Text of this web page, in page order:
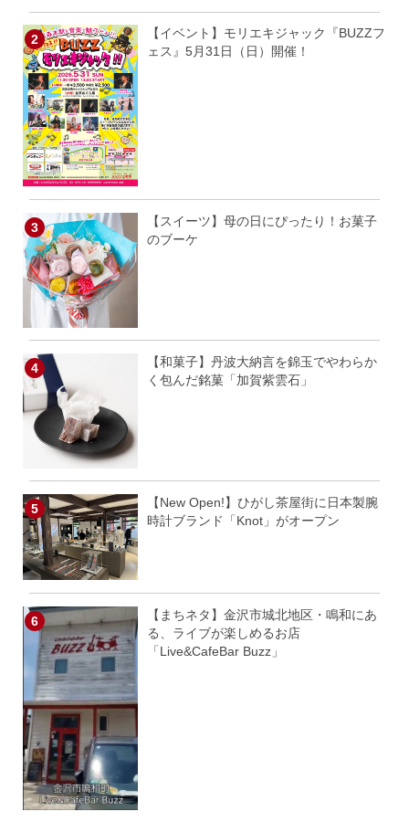
【イベント】モリエキジャック『BUZZフ
ェス』5月31日（日）開催！
【スイーツ】母の日にぴったり！お菓子
のブーケ
【和菓子】丹波大納言を錦玉でやわらか
く包んだ銘菓「加賀紫雲石」
【New Open!】ひがし茶屋街に日本製腕
時計ブランド「Knot」がオープン
【まちネタ】金沢市城北地区・鳴和にあ
る、ライブが楽しめるお店
「Live&CafeBar Buzz」